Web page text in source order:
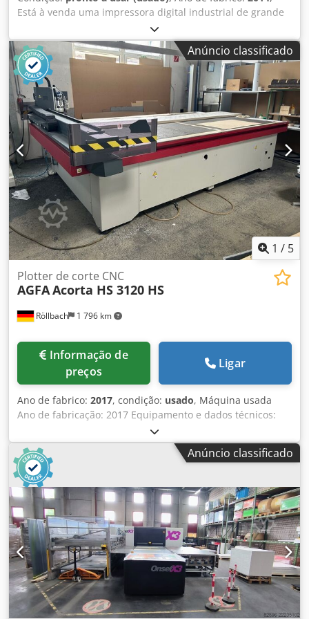
Está à venda uma impressora digital industrial de grande
formato. Área máxima de impressão: 3020mm x 2020mm,
necessidade de ar comprimido: 7-10 bar (100-150 PSI),
resistência a curto-circuito: 10 kA, comando: PLC. Equipado
com sistema de cura UV e mesa de vácuo. Peso: aprox.
3750 kg, dimensões totais (CxLxA): aprox.
5950mm/2900mm/1550mm. Visita possível mediante
marcação prévia. Dksdpfx Afszcfibjljr
Anúncio classificado
1 / 5
Röllbach 1 796 km
Plotter de corte CNC
AGFAAcorta HS 3120 HS
preços
Ligar
Ano de fabrico: 2017, condição: usado, Máquina usada
Ano de fabricação: 2017 Equipamento e dados técnicos:
Plotter de corte automático com setores de sucção na
superfície de trabalho Mesa de corte automática com
reconhecimento automático de imagens impressas e
pontos de referência A superfície de trabalho consiste em
40 setores de vácuo individuais, ativados automaticamente
conforme necessário Cabeça de corte multiferramentas
para cortar, vincar e fresar materiais com até 50 mm de
espessura Corte multi-lotes possível, permitindo cortar
diferentes substratos simultaneamente Ajuste automático
de ferramentas Sistema de projeção de vídeo para
otimizar o aproveitamento do material Velocidade de corte
até 102 m/min, aceleração de 1,4 G Reconhecimento
automático de altura dos substratos Área de trabalho:
Anúncio classificado